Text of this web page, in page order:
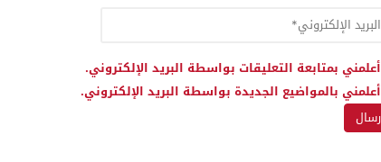
أعلمني بمتابعة التعليقات بواسطة البريد الإلكتروني.
أعلمني بالمواضيع الجديدة بواسطة البريد الإلكتروني.